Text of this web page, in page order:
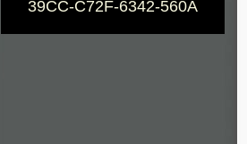
39CC-C72F-6342-560A